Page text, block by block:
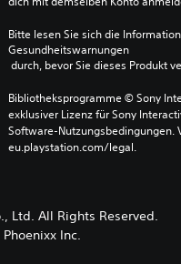
Bitte lesen Sie sich die
Gesundheitswarnungen
durch, bevor Sie dieses Produkt
Bibliotheksprogramme © Sony
exklusiver Lizenz für Sony
Software-Nutzungsbedingungen.
eu.playstation.com/legal.
Ltd. All Rights Reserved.
Inc.